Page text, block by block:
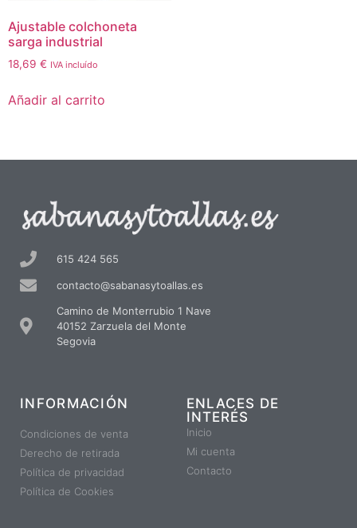
Ajustable colchoneta
sarga industrial
18,69 € IVA incluído
Añadir al carrito
615 424 565
contacto@sabanasytoallas.es
Camino de Monterrubio 1 Nave
40152 Zarzuela del Monte
Segovia
INFORMACIÓN
Condiciones de venta
Derecho de retirada
Política de privacidad
Política de Cookies
ENLACES DE
INTERÉS
Inicio
Mi cuenta
Contacto